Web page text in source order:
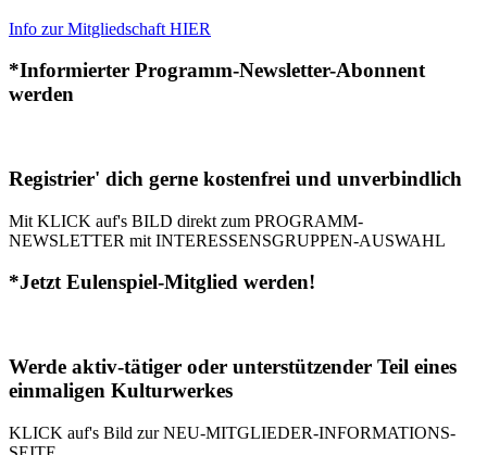
Info zur Mitgliedschaft HIER
*Informierter Programm-Newsletter-Abonnent
werden
Registrier' dich gerne kostenfrei und unverbindlich
Mit KLICK auf's BILD direkt zum PROGRAMM-
NEWSLETTER mit INTERESSENSGRUPPEN-AUSWAHL
*Jetzt Eulenspiel-Mitglied werden!
Werde aktiv-tätiger oder unterstützender Teil eines
einmaligen Kulturwerkes
KLICK auf's Bild zur NEU-MITGLIEDER-INFORMATIONS-